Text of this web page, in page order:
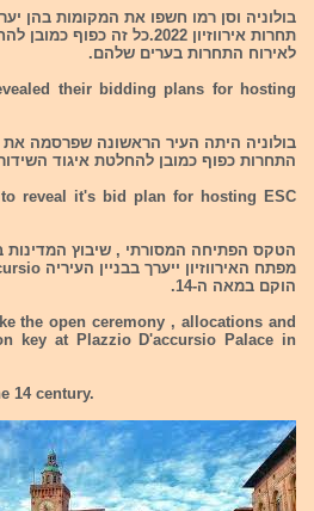
בולוניה וסן רמו חשפו את המקומות בהן
תחרות אירווזיון 2022.כל זה
לאירוח התחרות בערים שלהם.
their bidding plans for hosting
בולוניה היתה העיר הראשונה שפרסמה
התחרות כפוף כמובן להחלטת איגוד
reveal it's bid plan for hosting ESC
הטקס הפתיחה המסורתי , שיבוץ
הוקם במאה ה-14.
the open ceremony , allocations and
key at Plazzio D'accursio Palace in
14 century.